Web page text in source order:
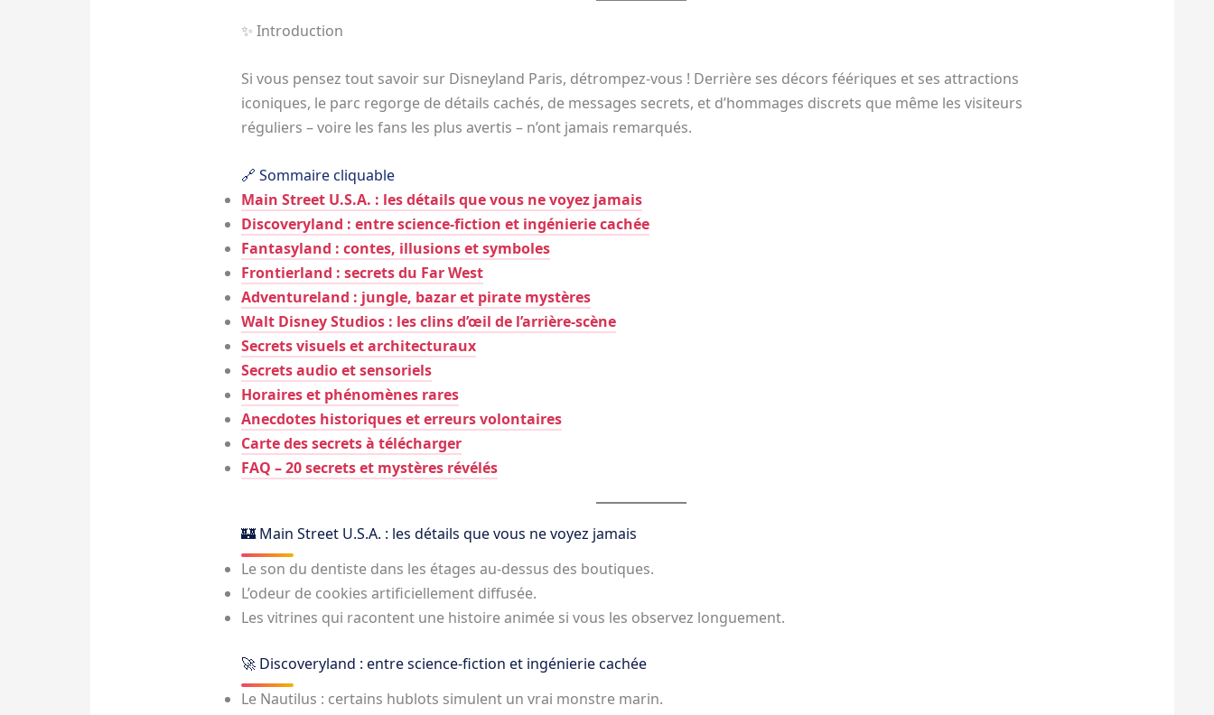
✨ Introduction
Si vous pensez tout savoir sur Disneyland Paris, détrompez-vous ! Derrière ses décors féériques et ses attractions
iconiques, le parc regorge de détails cachés, de messages secrets, et d’hommages discrets que même les visiteurs
réguliers – voire les fans les plus avertis – n’ont jamais remarqués.
🔗 Sommaire cliquable
Main Street U.S.A. : les détails que vous ne voyez jamais
Discoveryland : entre science-fiction et ingénierie cachée
Fantasyland : contes, illusions et symboles
Frontierland : secrets du Far West
Adventureland : jungle, bazar et pirate mystères
Walt Disney Studios : les clins d’œil de l’arrière-scène
Secrets visuels et architecturaux
Secrets audio et sensoriels
Horaires et phénomènes rares
Anecdotes historiques et erreurs volontaires
Carte des secrets à télécharger
FAQ – 20 secrets et mystères révélés
🏰 Main Street U.S.A. : les détails que vous ne voyez jamais
Le son du dentiste dans les étages au-dessus des boutiques.
L’odeur de cookies artificiellement diffusée.
Les vitrines qui racontent une histoire animée si vous les observez longuement.
🚀 Discoveryland : entre science-fiction et ingénierie cachée
Le Nautilus : certains hublots simulent un vrai monstre marin.